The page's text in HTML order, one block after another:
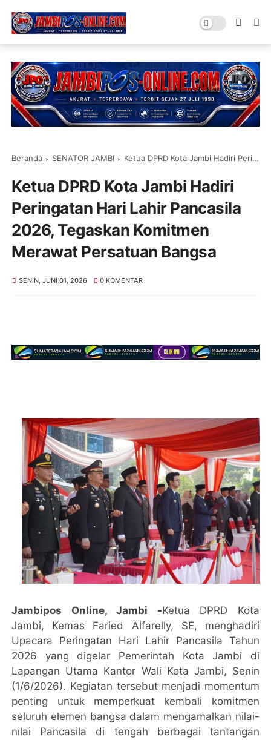
Beranda SENATOR JAMBI Ketua DPRD Kota Jambi Hadiri Peringatan Hari Lahir Pancasila 2026, Tegaskan Komitmen Merawat Persatuan Bangsa
Ketua DPRD Kota Jambi Hadiri
Peringatan Hari Lahir Pancasila
2026, Tegaskan Komitmen
Merawat Persatuan Bangsa
SENIN, JUNI 01, 2026 0 KOMENTAR
Jambipos Online, Jambi -Ketua DPRD Kota
Jambi, Kemas Faried Alfarelly, SE, menghadiri
Upacara Peringatan Hari Lahir Pancasila Tahun
2026 yang digelar Pemerintah Kota Jambi di
Lapangan Utama Kantor Wali Kota Jambi, Senin
(1/6/2026). Kegiatan tersebut menjadi momentum
penting untuk memperkuat kembali komitmen
seluruh elemen bangsa dalam mengamalkan nilai-
nilai Pancasila di tengah berbagai tantangan